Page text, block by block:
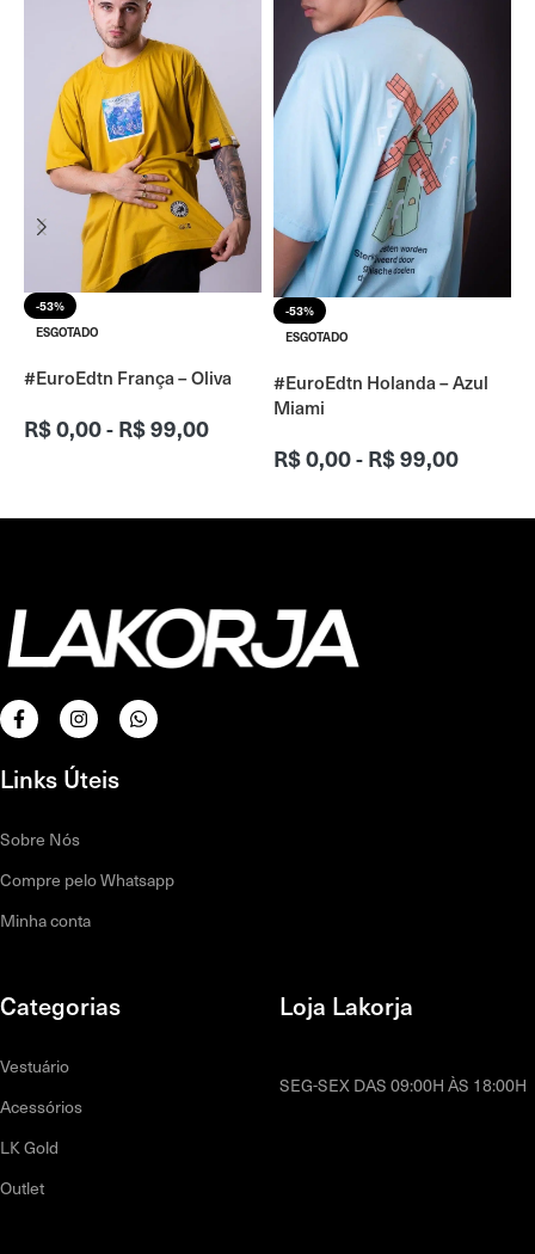
-53%
ESGOTADO
#EuroEdtn França – Oliva
R$0,00-R$99,00
-53%
ESGOTADO
#EuroEdtn Holanda – Azul
Miami
R$0,00-R$99,00
Links Úteis
Sobre Nós
Compre pelo Whatsapp
Minha conta
Categorias
Vestuário
Acessórios
LK Gold
Outlet
Loja Lakorja
SEG-SEX DAS 09:00H ÀS 18:00H